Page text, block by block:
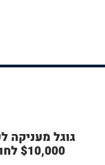
גוגל מעניקה
$10,000 לחודש עבור פרסום ברשת החיפוש.